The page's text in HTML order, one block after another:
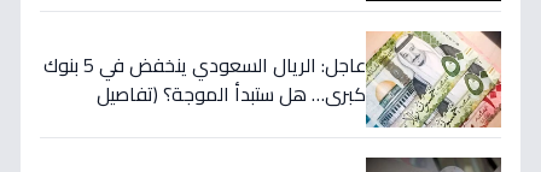
عاجل: الريال السعودي ينخفض في 5 بنوك
كبرى… هل ستبدأ الموجة؟ (تفاصيل